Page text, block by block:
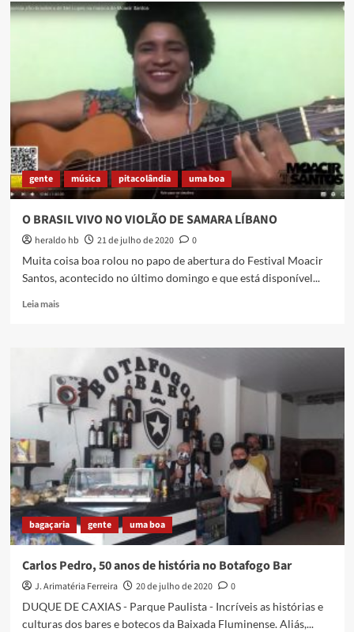
da
sobre
ato
do
dia
18/07/2020
gente música pitacolândia uma boa
O BRASIL VIVO NO VIOLÃO DE SAMARA LÍBANO
heraldo hb 21 de julho de 2020
0
Muita coisa boa rolou no papo de abertura do Festival Moacir
Santos, acontecido no último domingo e que está disponível...
Leia maisRead
VIVO
NO
VIOLÃO
DE
SAMARA
LÍBANO
bagaçaria gente uma boa
Carlos Pedro, 50 anos de história no Botafogo Bar
J. Arimatéria Ferreira 20 de julho de 2020
0
DUQUE DE CAXIAS - Parque Paulista - Incríveis as histórias e
culturas dos bares e botecos da Baixada Fluminense. Aliás,...